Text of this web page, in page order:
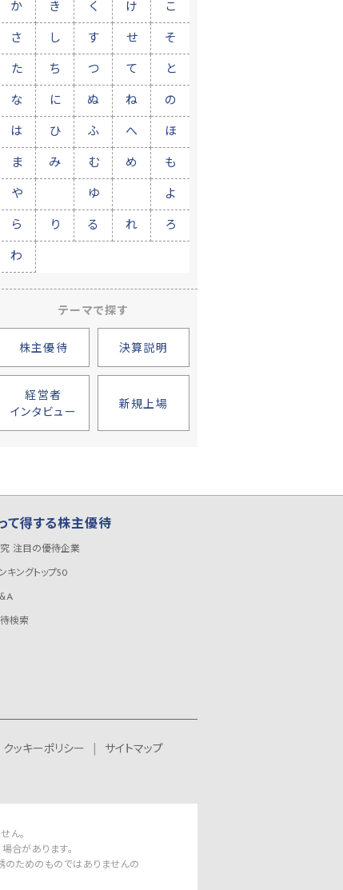
か き く け こ
さ し す せ そ
た ち つ て と
な に ぬ ね の
は ひ ふ へ ほ
ま み む め も
や ゆ よ
ら り る れ ろ
わ
テーマで探す
株主優待 決算説明
経営者
インタビュー
新規上場
て得する株主優待
注目の優待企業
キングトップ50
検索
クッキーポリシー
サイトマップ
ん。
合があります。
のためのものではありませんの